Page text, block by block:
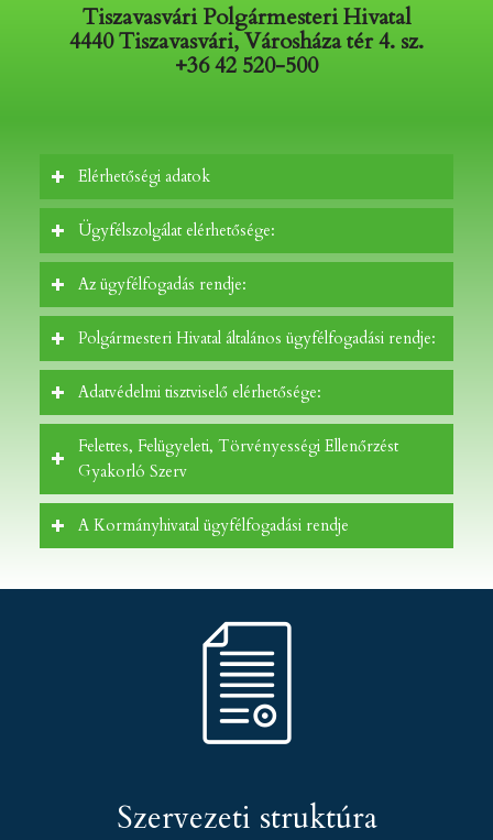
Tiszavasvári Polgármesteri Hivatal
4440 Tiszavasvári, Városháza tér 4. sz.
+3642 520-500
Elérhetőségi adatok
Ügyfélszolgálat elérhetősége:
Az ügyfélfogadás rendje:
Polgármesteri Hivatal általános ügyfélfogadási rendje:
Adatvédelmi tisztviselő elérhetősége:
Felettes, Felügyeleti, Törvényességi Ellenőrzést
Gyakorló Szerv
A Kormányhivatal ügyfélfogadási rendje
Szervezeti struktúra